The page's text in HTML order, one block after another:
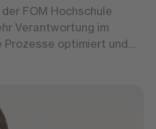
FOM Hochschule
Verantwortung im
Prozesse optimiert und
eine